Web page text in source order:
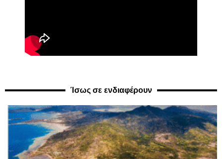
Ίσως σε ενδιαφέρουν